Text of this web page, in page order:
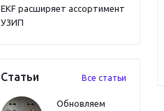
EKF расширяет ассортимент
УЗИП
Статьи Все статьи
Обновляем